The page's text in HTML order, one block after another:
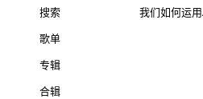
搜索
歌单
专辑
合辑
我们如何运